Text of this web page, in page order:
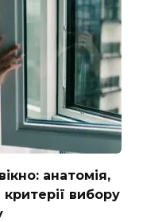
анатомія,
вибору